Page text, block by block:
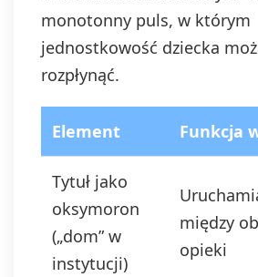
monotonny puls, w którym
jednostkowość dziecka
rozpłynąć.
Element Funkcja
Tytuł jako
oksymoron
(„dom” w
instytucji)
między
opieki